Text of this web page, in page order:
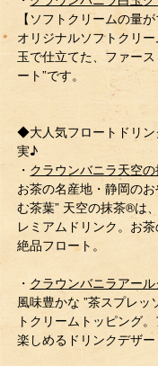
【ソフトクリームの量
オリジナルソフトクリ
玉で仕立てた、ファー
ート”です。
◆大人気フロートドリ
実♪
・ クラウンバニラ天空
お茶の名産地・静岡の
む茶葉” 天空の抹茶®は
レミアムドリンク。お
絶品フロート。
・ クラウンバニラアー
風味豊かな ”茶スプレ
トクリームトッピング
楽しめるドリンクデザー